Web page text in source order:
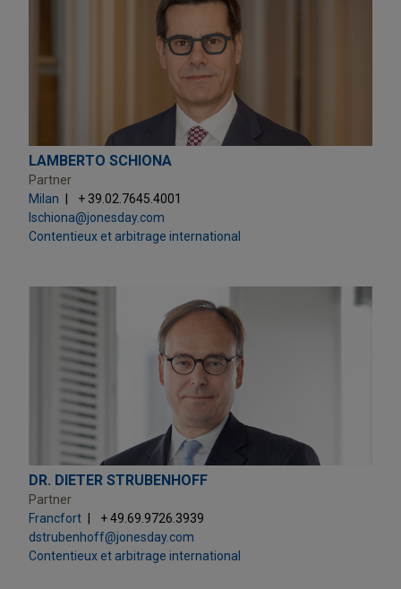
LAMBERTO SCHIONA
Partner
Milan
+ 39.02.7645.4001
lschiona@jonesday.com
Contentieux et arbitrage international
DR. DIETER STRUBENHOFF
Partner
Francfort
+ 49.69.9726.3939
dstrubenhoff@jonesday.com
Contentieux et arbitrage international